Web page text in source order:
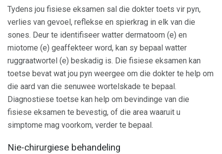
Tydens jou fisiese eksamen sal die dokter toets vir pyn,
verlies van gevoel, reflekse en spierkrag in elk van die
sones. Deur te identifiseer watter dermatoom (e) en
miotome (e) geaffekteer word, kan sy bepaal watter
ruggraatwortel (e) beskadig is. Die fisiese eksamen kan
toetse bevat wat jou pyn weergee om die dokter te help om
die aard van die senuwee wortelskade te bepaal.
Diagnostiese toetse kan help om bevindinge van die
fisiese eksamen te bevestig, of die area waaruit u
simptome mag voorkom, verder te bepaal.
Nie-chirurgiese behandeling